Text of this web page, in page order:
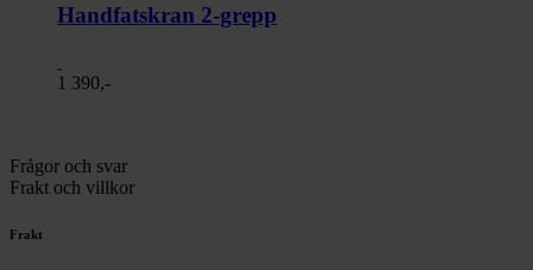
Handfatskran 2-grepp
1 390,-
Frågor och svar
Frakt och villkor
Frakt